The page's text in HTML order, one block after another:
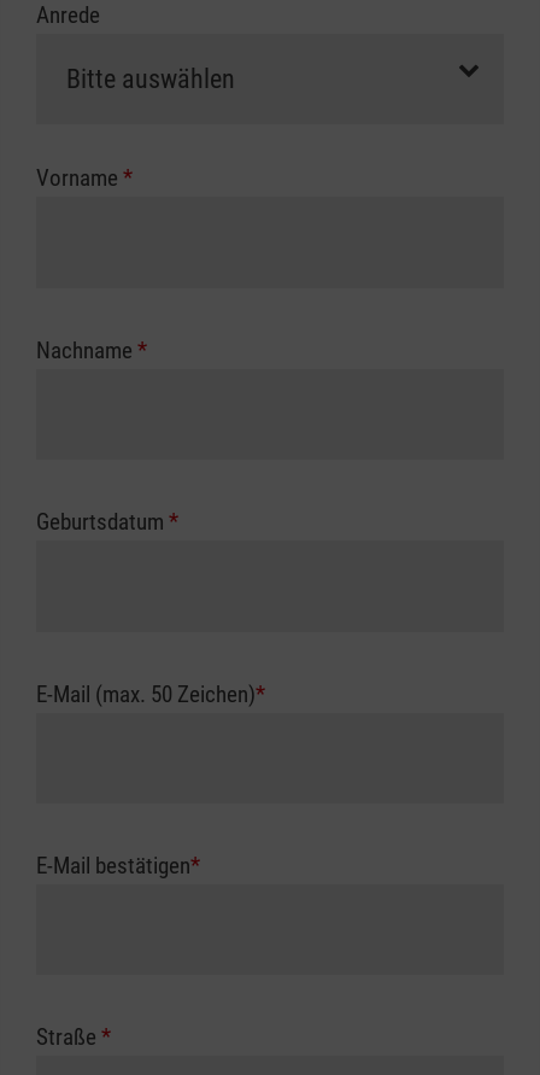
erfolgt eine Abrechnung der vollen Kursgebühr
Die notwendigen Formulare für die
zuständigen Berufsgenossenschaft oder
Anrede
Vorname *
Nachname *
Geburtsdatum *
E-Mail (max. 50 Zeichen)*
E-Mail bestätigen*
Straße *